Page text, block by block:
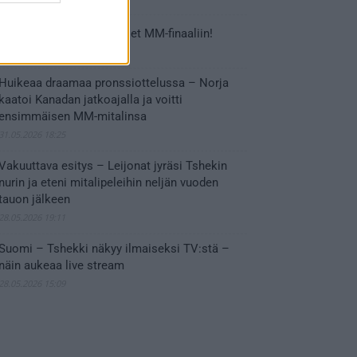
Tässä Leijonien kentälliset MM-finaaliin!
Huikeaa draamaa pronssiottelussa – Norja
kaatoi Kanadan jatkoajalla ja voitti
ensimmäisen MM-mitalinsa
esitys – Leijonat jyräsi Tshekin
nurin ja eteni mitalipeleihin neljän vuoden
jälkeen
Suomi – Tshekki näkyy ilmaiseksi TV:stä –
näin aukeaa live stream